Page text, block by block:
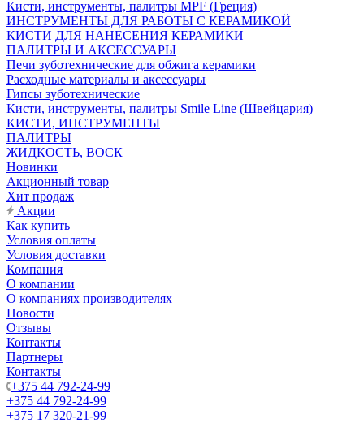
Кисти, инструменты, палитры MPF (Греция)
ИНСТРУМЕНТЫ ДЛЯ РАБОТЫ С КЕРАМИКОЙ
КИСТИ ДЛЯ НАНЕСЕНИЯ КЕРАМИКИ
ПАЛИТРЫ И АКСЕССУАРЫ
Печи зуботехнические для обжига керамики
Расходные материалы и аксессуары
Гипсы зуботехнические
Кисти, инструменты, палитры Smile Line (Швейцария)
КИСТИ, ИНСТРУМЕНТЫ
ПАЛИТРЫ
ЖИДКОСТЬ, ВОСК
Новинки
Акционный товар
Хит продаж
Акции
Как купить
Условия оплаты
Условия доставки
Компания
О компании
О компаниях производителях
Новости
Отзывы
Контакты
Партнеры
Контакты
+375 44 792-24-99
+375 44 792-24-99
+375 17 320-21-99